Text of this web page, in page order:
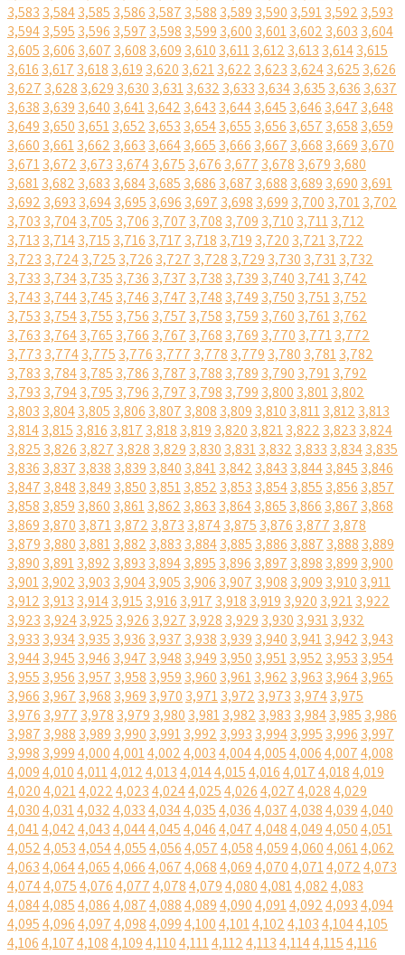
3,583 3,5843,585 3,586 3,587 3,588 3,589 3,590 3,5913,592 3,593
3,5943,595 3,596 3,597 3,598 3,599 3,600 3,6013,602 3,603 3,604
3,605 3,606 3,607 3,608 3,609 3,610 3,6113,612 3,613 3,6143,615
3,616 3,617 3,618 3,619 3,620 3,6213,622 3,623 3,6243,625 3,626
3,627 3,628 3,629 3,630 3,6313,632 3,633 3,6343,635 3,636 3,637
3,638 3,639 3,640 3,6413,642 3,643 3,6443,645 3,646 3,647 3,648
3,649 3,650 3,6513,652 3,653 3,6543,655 3,656 3,657 3,658 3,659
3,660 3,6613,662 3,663 3,6643,665 3,666 3,667 3,668 3,669 3,670
3,6713,672 3,673 3,6743,675 3,676 3,677 3,678 3,679 3,680
3,6813,682 3,683 3,6843,685 3,686 3,687 3,688 3,689 3,690 3,691
3,692 3,693 3,6943,695 3,696 3,697 3,698 3,699 3,700 3,7013,702
3,703 3,7043,705 3,706 3,707 3,708 3,709 3,710 3,7113,712
3,713 3,7143,715 3,716 3,717 3,718 3,719 3,720 3,7213,722
3,723 3,7243,725 3,726 3,727 3,728 3,729 3,730 3,7313,732
3,733 3,7343,735 3,736 3,737 3,738 3,739 3,740 3,7413,742
3,743 3,7443,745 3,746 3,747 3,748 3,749 3,750 3,7513,752
3,753 3,7543,755 3,756 3,757 3,758 3,759 3,760 3,7613,762
3,763 3,7643,765 3,766 3,767 3,768 3,769 3,770 3,7713,772
3,773 3,7743,775 3,776 3,777 3,778 3,779 3,780 3,7813,782
3,783 3,7843,785 3,786 3,787 3,788 3,789 3,790 3,7913,792
3,793 3,7943,795 3,796 3,797 3,798 3,799 3,800 3,8013,802
3,803 3,8043,805 3,806 3,807 3,808 3,809 3,810 3,8113,812 3,813
3,8143,815 3,816 3,817 3,818 3,819 3,820 3,8213,822 3,823 3,824
3,825 3,826 3,827 3,828 3,829 3,830 3,8313,832 3,833 3,8343,835
3,836 3,837 3,838 3,839 3,840 3,8413,842 3,843 3,8443,845 3,846
3,847 3,848 3,849 3,850 3,8513,852 3,853 3,8543,855 3,856 3,857
3,858 3,859 3,860 3,8613,862 3,863 3,8643,865 3,866 3,867 3,868
3,869 3,870 3,8713,872 3,873 3,8743,875 3,876 3,877 3,878
3,879 3,880 3,8813,882 3,883 3,8843,885 3,886 3,887 3,888 3,889
3,890 3,8913,892 3,893 3,8943,895 3,896 3,897 3,898 3,899 3,900
3,9013,902 3,903 3,9043,905 3,906 3,907 3,908 3,909 3,910 3,911
3,912 3,913 3,9143,915 3,916 3,917 3,918 3,919 3,920 3,9213,922
3,923 3,9243,925 3,926 3,927 3,928 3,929 3,930 3,9313,932
3,933 3,9343,935 3,936 3,937 3,938 3,939 3,940 3,9413,942 3,943
3,9443,945 3,946 3,947 3,948 3,949 3,950 3,9513,952 3,953 3,954
3,955 3,956 3,957 3,958 3,959 3,960 3,9613,962 3,963 3,9643,965
3,966 3,967 3,968 3,969 3,970 3,9713,972 3,973 3,9743,975
3,976 3,977 3,978 3,979 3,980 3,9813,982 3,983 3,9843,985 3,986
3,987 3,988 3,989 3,990 3,9913,992 3,993 3,9943,995 3,996 3,997
3,998 3,9994,0004,0014,0024,0034,0044,0054,0064,0074,008
4,0094,0104,0114,0124,0134,0144,0154,0164,0174,0184,019
4,0204,0214,0224,0234,0244,0254,0264,0274,0284,029
4,0304,0314,0324,0334,0344,0354,0364,0374,0384,0394,040
4,0414,0424,0434,0444,0454,0464,0474,0484,0494,0504,051
4,0524,0534,0544,0554,0564,0574,0584,0594,0604,0614,062
4,0634,0644,0654,0664,0674,0684,0694,0704,0714,0724,073
4,0744,0754,0764,0774,0784,0794,0804,0814,0824,083
4,0844,0854,0864,0874,0884,0894,0904,0914,0924,0934,094
4,0954,0964,0974,0984,0994,1004,1014,1024,1034,1044,105
4,1064,1074,1084,1094,1104,1114,1124,1134,1144,1154,116